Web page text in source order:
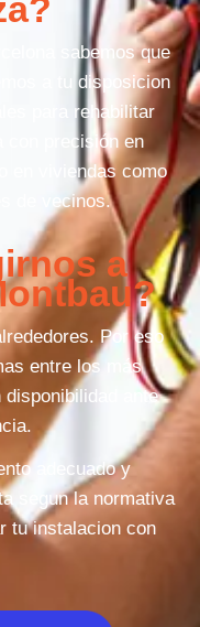
sabemos que
a tu disposicion
para rehabilitar
con precisión en
en viviendas como
de vecinos.
a
Por eso
entre los más
ante
adecuado y
segun la normativa
tu instalacion con